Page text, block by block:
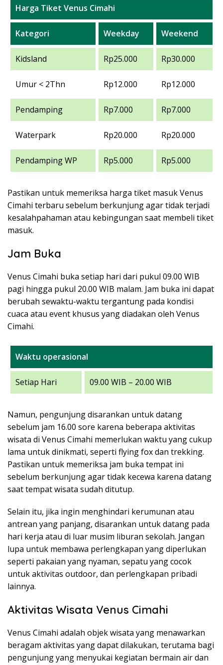
Harga Tiket Venus Cimahi
Kategori Weekday Weekend
Kidsland Rp25.000 Rp30.000
Umur < 2Thn Rp12.000 Rp12.000
Pendamping Rp7.000 Rp7.000
Waterpark Rp20.000 Rp20.000
Pendamping WP Rp5.000 Rp5.000
Pastikan untuk memeriksa harga tiket masuk Venus
Cimahi terbaru sebelum berkunjung agar tidak terjadi
kesalahpahaman atau kebingungan saat membeli tiket
masuk.
Jam Buka
Venus Cimahi buka setiap hari dari pukul 09.00 WIB
pagi hingga pukul 20.00 WIB malam. Jam buka ini dapat
berubah sewaktu-waktu tergantung pada kondisi
cuaca atau event khusus yang diadakan oleh Venus
Cimahi.
Waktu operasional
Setiap Hari 09.00 WIB – 20.00 WIB
Namun, pengunjung disarankan untuk datang
sebelum jam 16.00 sore karena beberapa aktivitas
wisata di Venus Cimahi memerlukan waktu yang cukup
lama untuk dinikmati, seperti flying fox dan trekking.
Pastikan untuk memeriksa jam buka tempat ini
sebelum berkunjung agar tidak kecewa karena datang
saat tempat wisata sudah ditutup.
Selain itu, jika ingin menghindari kerumunan atau
antrean yang panjang, disarankan untuk datang pada
hari kerja atau di luar musim liburan sekolah. Jangan
lupa untuk membawa perlengkapan yang diperlukan
seperti pakaian yang nyaman, sepatu yang cocok
untuk aktivitas outdoor, dan perlengkapan pribadi
lainnya.
Aktivitas Wisata Venus Cimahi
Venus Cimahi adalah objek wisata yang menawarkan
beragam aktivitas yang dapat dilakukan, terutama bagi
pengunjung yang menyukai kegiatan bermain air dan